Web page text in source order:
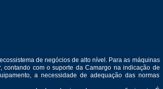
de negócios de alto nível. Para as máquinas
contando com o suporte da Camargo na indicação de
a necessidade de adequação das normas